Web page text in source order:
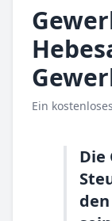
Ein
Die